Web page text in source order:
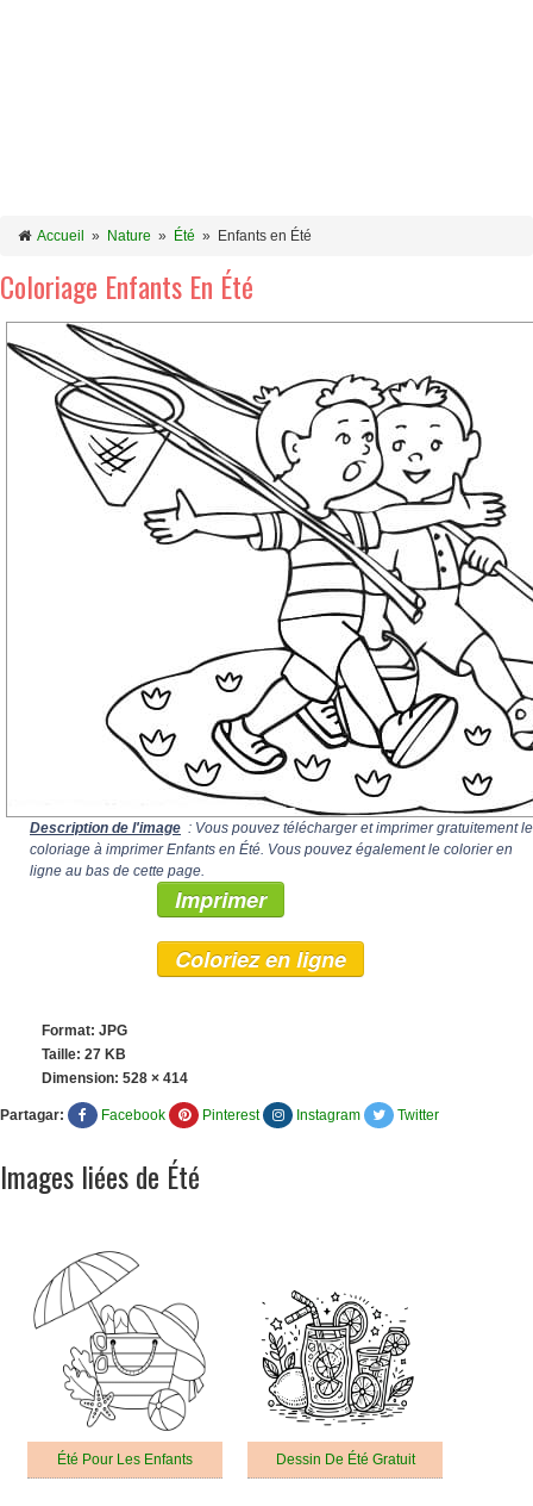
Accueil » Nature » Été » Enfants en Été
Coloriage Enfants En Été
Description de l'image : Vous pouvez télécharger et imprimer gratuitement le
coloriage à imprimer Enfants en Été. Vous pouvez également le colorier en
ligne au bas de cette page.
Imprimer
Coloriez en ligne
Format: JPG
Taille: 27 KB
Dimension: 528 × 414
Partagar: Facebook Pinterest Instagram Twitter
Images liées de Été
Été Pour Les Enfants Dessin De Été Gratuit